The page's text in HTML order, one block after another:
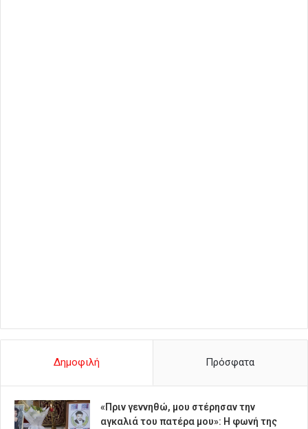
Δημοφιλή Πρόσφατα
«Πριν γεννηθώ, μου στέρησαν την
αγκαλιά του πατέρα μου»: Η φωνή της